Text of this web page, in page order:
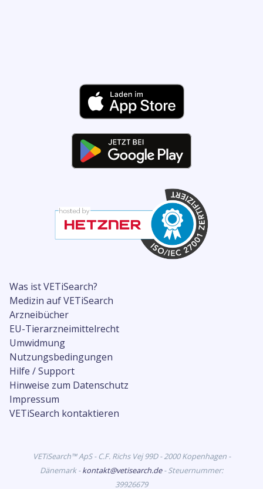
Was ist VETiSearch?
Medizin auf VETiSearch
Arzneibücher
EU-Tierarzneimittelrecht
Umwidmung
Nutzungsbedingungen
Hilfe / Support
Hinweise zum Datenschutz
Impressum
VETiSearch kontaktieren
VETiSearch™ ApS - C.F. Richs Vej 99D - 2000 Kopenhagen -
Dänemark -kontakt@vetisearch.de- Steuernummer:
39926679